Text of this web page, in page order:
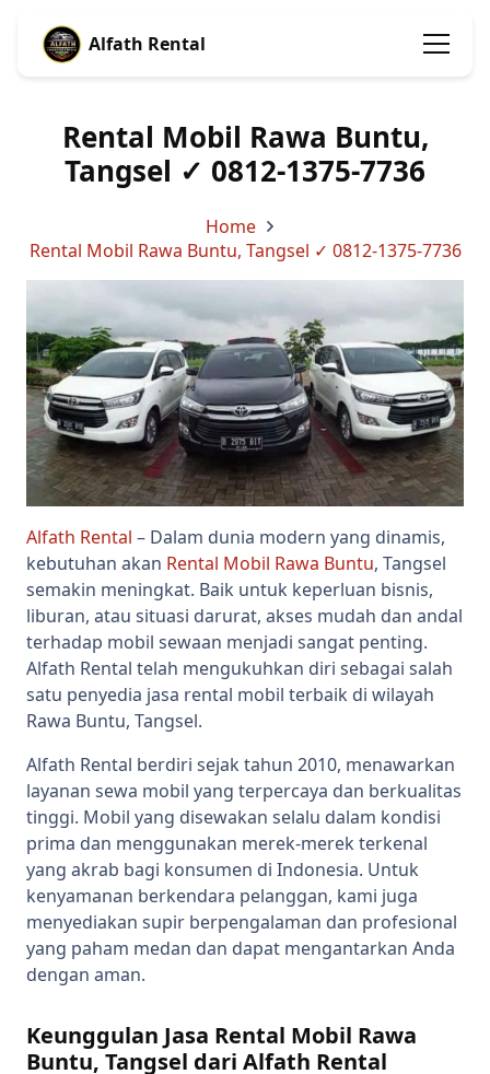
Alfath Rental
Rental Mobil Rawa Buntu,
Tangsel ✓ 0812-1375-7736
Home
Rental Mobil Rawa Buntu, Tangsel ✓ 0812-1375-7736
Alfath Rental – Dalam dunia modern yang dinamis,
kebutuhan akan Rental Mobil Rawa Buntu, Tangsel
semakin meningkat. Baik untuk keperluan bisnis,
liburan, atau situasi darurat, akses mudah dan andal
terhadap mobil sewaan menjadi sangat penting.
Alfath Rental telah mengukuhkan diri sebagai salah
satu penyedia jasa rental mobil terbaik di wilayah
Rawa Buntu, Tangsel.
Alfath Rental berdiri sejak tahun 2010, menawarkan
layanan sewa mobil yang terpercaya dan berkualitas
tinggi. Mobil yang disewakan selalu dalam kondisi
prima dan menggunakan merek-merek terkenal
yang akrab bagi konsumen di Indonesia. Untuk
kenyamanan berkendara pelanggan, kami juga
menyediakan supir berpengalaman dan profesional
yang paham medan dan dapat mengantarkan Anda
dengan aman.
Keunggulan Jasa Rental Mobil Rawa
Buntu, Tangsel dari Alfath Rental